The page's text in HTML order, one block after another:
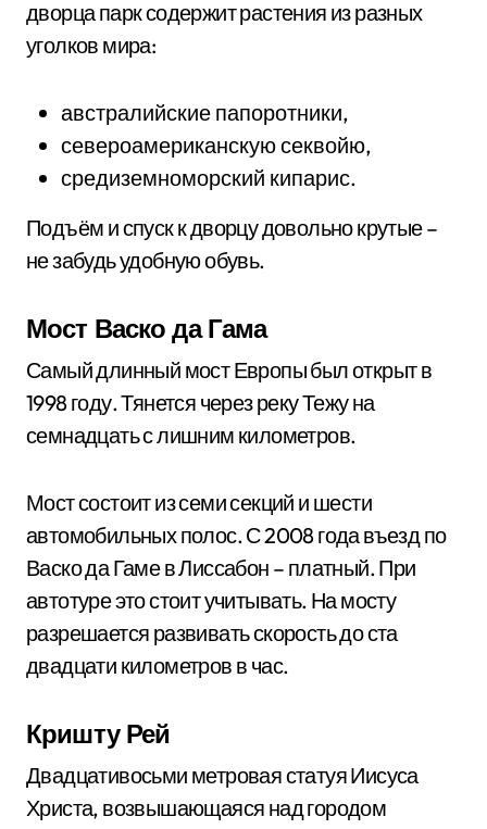
дворца парк содержит растения из разных
уголков мира:
австралийские папоротники,
североамериканскую секвойю,
средиземноморский кипарис.
Подъём и спуск к дворцу довольно крутые –
не забудь удобную обувь.
Мост Васко да Гама
Самый длинный мост Европы был открыт в
1998 году. Тянется через реку Тежу на
семнадцать с лишним километров.
Мост состоит из семи секций и шести
автомобильных полос. С 2008 года въезд по
Васко да Гаме в Лиссабон – платный. При
автотуре это стоит учитывать. На мосту
разрешается развивать скорость до ста
двадцати километров в час.
Кришту Рей
Двадцативосьми метровая статуя Иисуса
Христа, возвышающаяся над городом